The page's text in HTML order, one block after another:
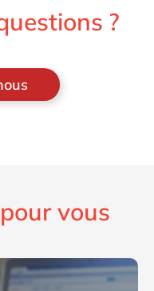
?
vous